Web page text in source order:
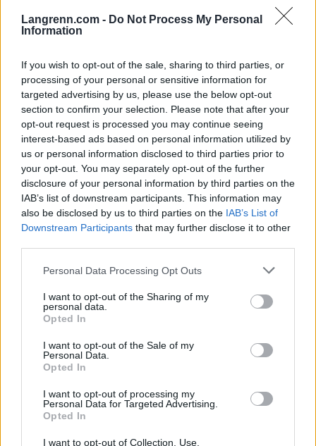
Langrenn.com - Do Not Process My Personal
Information
If you wish to opt-out of the sale, sharing to third parties, or
processing of your personal or sensitive information for
targeted advertising by us, please use the below opt-out
section to confirm your selection. Please note that after your
opt-out request is processed you may continue seeing
interest-based ads based on personal information utilized by
us or personal information disclosed to third parties prior to
your opt-out. You may separately opt-out of the further
disclosure of your personal information by third parties on the
IAB’s list of downstream participants. This information may
also be disclosed by us to third parties on the IAB’s List of
Downstream Participants that may further disclose it to other
Please note that this website/app uses one or more Google
not limited to your visit or usage behaviour. You may click to
grant or deny consent to Google and its third-party tags to
use your data for below specified purposes in below Google
consent section.
Personal Data Processing Opt Outs
I want to opt-out of the Sharing of my
personal data.
Opted In
I want to opt-out of the Sale of my
Personal Data.
Opted In
I want to opt-out of processing my
Personal Data for Targeted Advertising.
Opted In
I want to opt-out of Collection, Use,
Rulleski|Ski Classics
Northug mot stjernene: Tidenes
startfelt til Klarälvsloppet
INGEBORG SCHEVE 18.09.2025
Northug møter eks-landslagsløper Taugbøl, erkerivalen
Halfvarsson og stjerneskuddet Myhlbacknår hele langløpseliten
Se oppgjøret på SC Play.